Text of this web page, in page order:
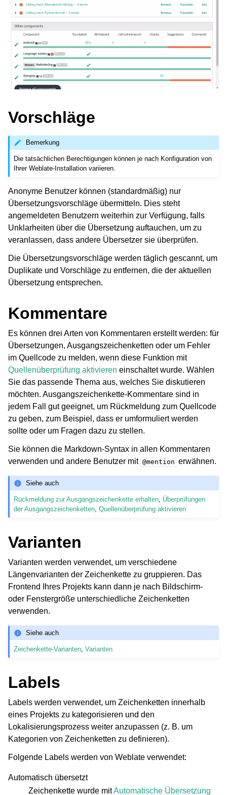
Vorschläge
Bemerkung
Die tatsächlichen Berechtigungen können je nach Konfiguration von
Ihrer Weblate-Installation variieren.
Anonyme Benutzer können (standardmäßig) nur
Übersetzungsvorschläge übermitteln. Dies steht
angemeldeten Benutzern weiterhin zur Verfügung, falls
Unklarheiten über die Übersetzung auftauchen, um zu
veranlassen, dass andere Übersetzer sie überprüfen.
Die Übersetzungsvorschläge werden täglich gescannt, um
Duplikate und Vorschläge zu entfernen, die der aktuellen
Übersetzung entsprechen.
Kommentare
Es können drei Arten von Kommentaren erstellt werden: für
Übersetzungen, Ausgangszeichenketten oder um Fehler
im Quellcode zu melden, wenn diese Funktion mit
Quellenüberprüfung aktivieren einschaltet wurde. Wählen
Sie das passende Thema aus, welches Sie diskutieren
möchten. Ausgangszeichenkette-Kommentare sind in
jedem Fall gut geeignet, um Rückmeldung zum Quellcode
zu geben, zum Beispiel, dass er umformuliert werden
sollte oder um Fragen dazu zu stellen.
Sie können die Markdown-Syntax in allen Kommentaren
verwenden und andere Benutzer mit @mention erwähnen.
Siehe auch
Rückmeldung zur Ausgangszeichenkette erhalten, Überprüfungen
der Ausgangszeichenketten,Quellenüberprüfung aktivieren
Varianten
Varianten werden verwendet, um verschiedene
Längenvarianten der Zeichenkette zu gruppieren. Das
Frontend Ihres Projekts kann dann je nach Bildschirm-
oder Fenstergröße unterschiedliche Zeichenketten
verwenden.
Siehe auch
Zeichenkette-Varianten ,Varianten
Labels
Labels werden verwendet, um Zeichenketten innerhalb
eines Projekts zu kategorisieren und den
Lokalisierungsprozess weiter anzupassen (z. B. um
Kategorien von Zeichenketten zu definieren).
Folgende Labels werden von Weblate verwendet:
Automatisch übersetzt
Zeichenkette wurde mitAutomatische Übersetzung